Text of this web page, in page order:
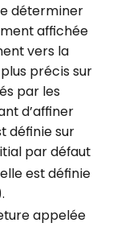
déterminer
affichée
vers la
précis sur
par les
d’affiner
définie sur
par défaut
est définie
appelée